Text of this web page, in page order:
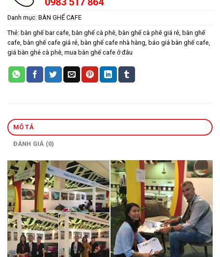
Danh mục: BÀN GHẾ CAFE
Thẻ: bàn ghế bar cafe, bàn ghế cà phê, bàn ghế cà phê giá rẻ, bàn ghế
cafe, bàn ghế cafe giá rẻ, bàn ghế cafe nhà hàng, báo giá bàn ghế cafe,
giá bàn ghé cà phê, mua bàn ghế cafe ở đâu
MÔ TẢ
ĐÁNH GIÁ (0)